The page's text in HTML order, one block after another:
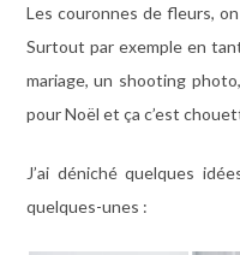
Les couronnes de fleurs,
Surtout par exemple en
mariage, un shooting
pour Noël et ça c’est
J’ai déniché quelques
quelques-unes :